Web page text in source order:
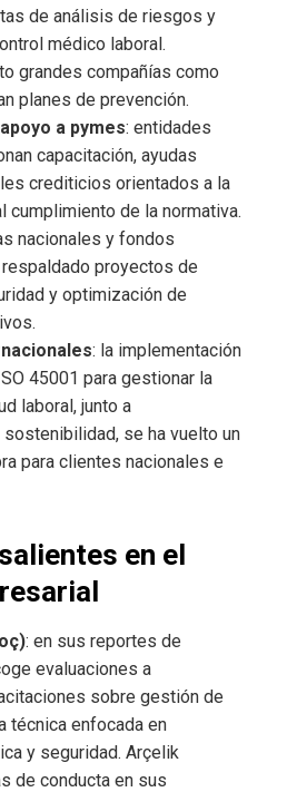
de análisis de riesgos y
médico laboral.
grandes compañías como
planes de prevención.
a pymes: entidades
capacitación, ayudas
crediticios orientados a la
cumplimiento de la normativa.
nacionales y fondos
proyectos de
y optimización de
: la implementación
45001 para gestionar la
laboral, junto a
se ha vuelto un
para clientes nacionales e
en el
: en sus reportes de
evaluaciones a
sobre gestión de
técnica enfocada en
y seguridad. Arçelik
de conducta en sus